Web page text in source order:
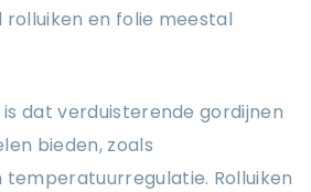
en folie meestal
dat verduisterende gordijnen
bieden, zoals
temperatuurregulatie. Rolluiken